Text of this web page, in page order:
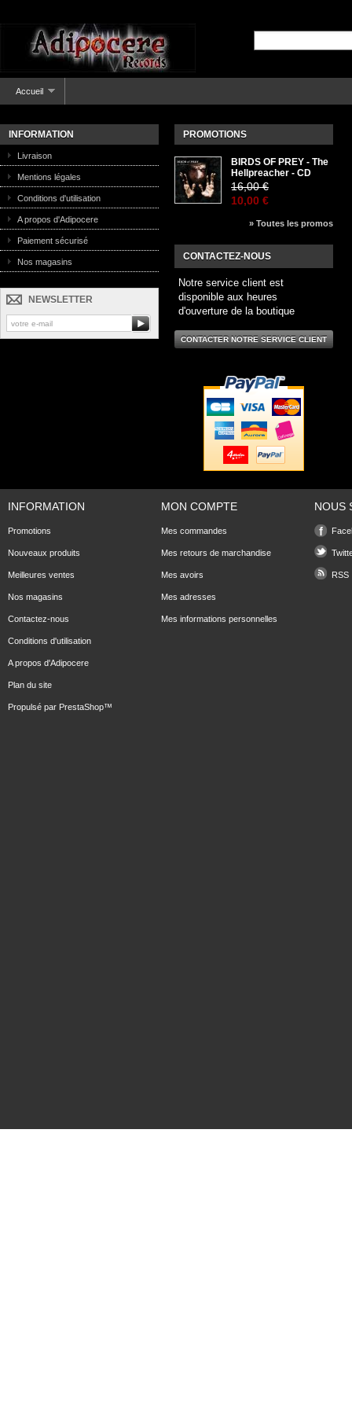
Accueil
INFORMATION
Livraison
Mentions légales
Conditions d'utilisation
A propos d'Adipocere
Paiement sécurisé
Nos magasins
NEWSLETTER
PROMOTIONS
BIRDS OF PREY - The
Hellpreacher - CD
16,00 €
10,00 €
» Toutes les promos
CONTACTEZ-NOUS
Notre service client est
disponible aux heures
d'ouverture de la boutique
CONTACTER NOTRE SERVICE CLIENT
INFORMATION
Promotions
Nouveaux produits
Meilleures ventes
Nos magasins
Contactez-nous
Conditions d'utilisation
A propos d'Adipocere
Plan du site
Propulsé par PrestaShop™
MON COMPTE
Mes commandes
Mes retours de marchandise
Mes avoirs
Mes adresses
Mes informations personnelles
NOUS
RSS